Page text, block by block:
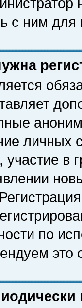
с ним для
личных
участие в
по
это